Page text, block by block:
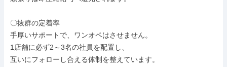
〇抜群の定着率
手厚いサポートで、ワンオペはさせません。
1店舗に必ず2～3名の社員を配置し、
互いにフォローし合える体制を整えています。